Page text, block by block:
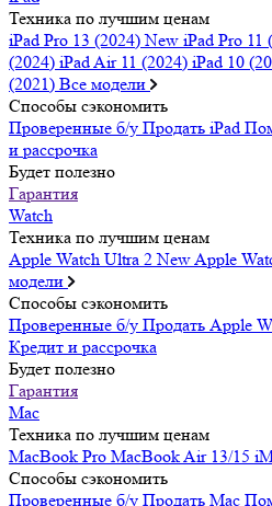
Техника по лучшим ценам
iPad Pro 13 (2024)New iPad Pro 11
(2024) iPad Air 11 (2024) iPad 10
(2021) Все модели
Способы сэкономить
Проверенные б/у Продать iPad
и рассрочка
Будет полезно
Гарантия
Watch
Техника по лучшим ценам
Apple Watch Ultra 2NewApple
модели
Способы сэкономить
Проверенные б/у Продать Apple
Кредит и рассрочка
Будет полезно
Гарантия
Mac
Техника по лучшим ценам
MacBook Pro MacBook Air 13/15
Способы сэкономить
Проверенные б/у Продать Mac